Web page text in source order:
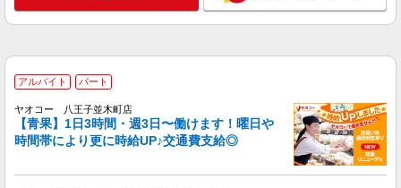
スーパーマーケットの日配スタッフ
時給や募集内容はお問い合わせください
キープ 詳細を見る
アルバイト パート
ヤオコー 八王子並木町店
【青果】1日3時間・週3日〜働けます！曜日や
時間帯により更に時給UP♪交通費支給◎